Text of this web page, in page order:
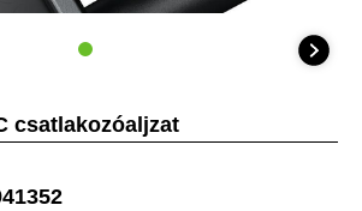
csatlakozóaljzat